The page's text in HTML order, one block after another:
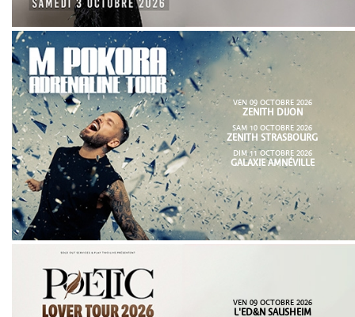
VEN 09 OCTOBRE 2026
ZENITH DIJON
SAM 10 OCTOBRE 2026
ZENITH STRASBOURG
DIM 11 OCTOBRE 2026
GALAXIE AMNÉVILLE
VEN 09 OCTOBRE 2026
L'ED&N SAUSHEIM